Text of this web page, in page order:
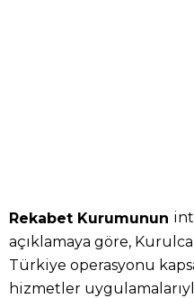
Rekabet Kurumunun
açıklamaya göre,
Türkiye operasyonu
hizmetler